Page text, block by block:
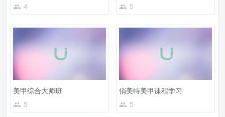
4
5
美甲综合大师班
5
俏美特美甲课程学习
5